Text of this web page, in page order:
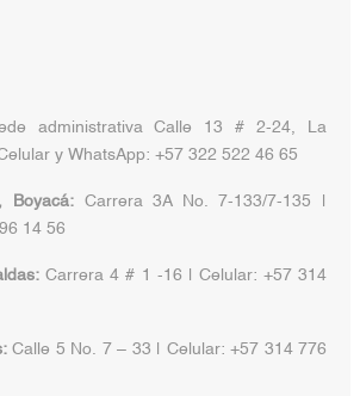
administrativa Calle 13 # 2-24, La
y WhatsApp: +57 322 522 46 65
Boyacá:Carrera 3A No. 7-133/7-135 |
14 56
Carrera 4 # 1 -16 | Celular: +57 314
Calle 5 No. 7 – 33 | Celular: +57 314 776